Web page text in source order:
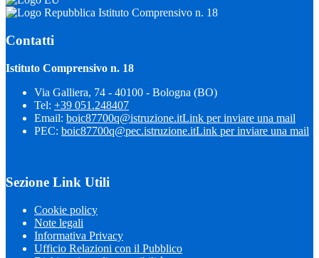
Istituto Comprensivo n. 18
Contatti
Istituto Comprensivo n. 18
Via Galliera, 74 - 40100 - Bologna (BO)
Tel: +39 051.248407
Email: boic87700q@istruzione.itLink per inviare una mail
PEC: boic87700q@pec.istruzione.itLink per inviare una mail
Sezione Link Utili
Cookie policy
Note legali
Informativa Privacy
Ufficio Relazioni con il Pubblico